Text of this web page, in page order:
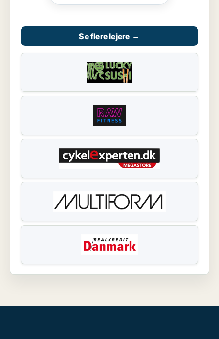
Se flere lejere →